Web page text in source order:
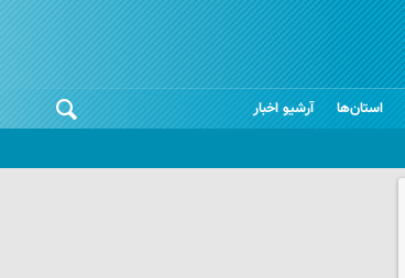
استان‌ها آرشیو اخبار